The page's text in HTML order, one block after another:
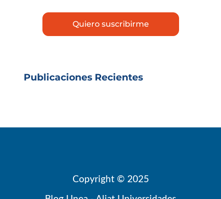
Publicaciones Recientes
Copyright © 2025